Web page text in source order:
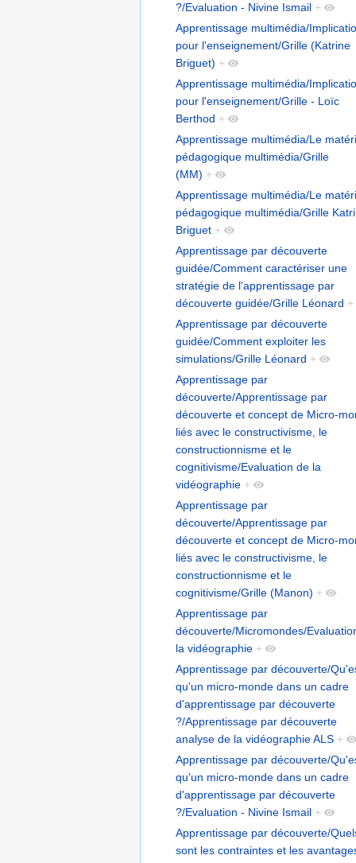
?/Evaluation - Nivine Ismail +
Apprentissage multimédia/
pour l'enseignement/Grille (Katrine
Briguet) +
Apprentissage multimédia/
pour l'enseignement/Grille - Loïc
Berthod +
Apprentissage multimédia/Le
pédagogique multimédia/Grille
(MM) +
Apprentissage multimédia/Le
pédagogique multimédia/Grille
Briguet +
Apprentissage par découverte
guidée/Comment caractériser une
stratégie de l'apprentissage par
découverte guidée/Grille Léonard +
Apprentissage par découverte
guidée/Comment exploiter les
simulations/Grille Léonard +
Apprentissage par
découverte/Apprentissage par
découverte et concept de Micro-
liés avec le constructivisme, le
constructionnisme et le
cognitivisme/Evaluation de la
vidéographie +
Apprentissage par
découverte/Apprentissage par
découverte et concept de Micro-
liés avec le constructivisme, le
constructionnisme et le
cognitivisme/Grille (Manon) +
Apprentissage par
découverte/Micromondes/
la vidéographie +
Apprentissage par découverte/
qu'un micro-monde dans un cadre
d'apprentissage par découverte
?/Apprentissage par découverte
analyse de la vidéographie ALS +
Apprentissage par découverte/
qu'un micro-monde dans un cadre
d'apprentissage par découverte
?/Evaluation - Nivine Ismail +
Apprentissage par découverte/
sont les contraintes et les